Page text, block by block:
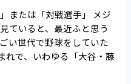
たは「対戦選手」 メジ
ていると、最近ふと思う
い世代で野球をしていた
れで、いわゆる「大谷・藤